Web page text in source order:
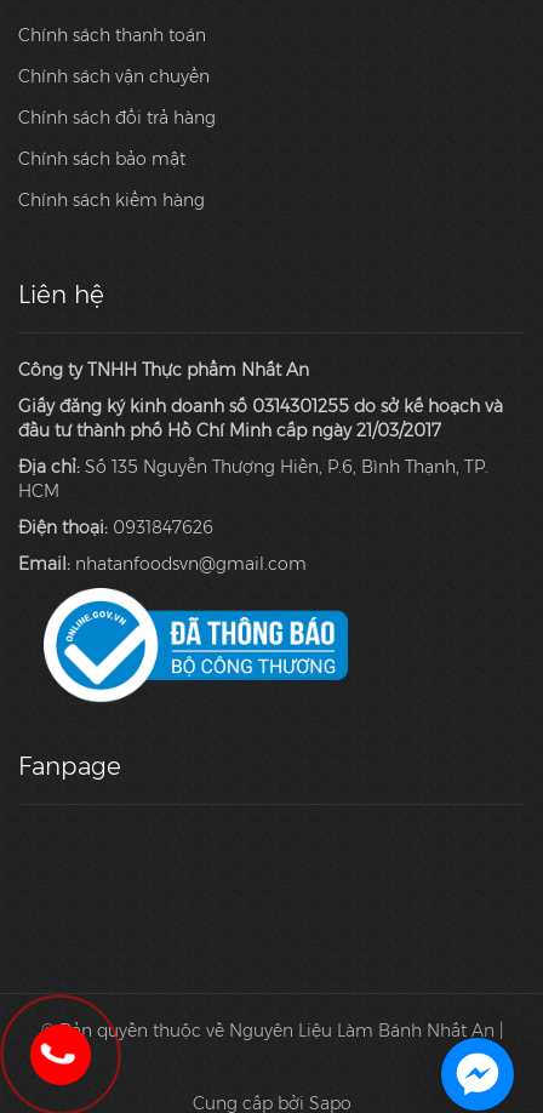
Chính sách thanh toán
Chính sách vận chuyển
Chính sách đổi trả hàng
Chính sách bảo mật
Chính sách kiểm hàng
Liên hệ
Công ty TNHH Thực phẩm Nhất An
Giấy đăng ký kinh doanh số 0314301255 do sở kế hoạch và
đầu tư thành phố Hồ Chí Minh cấp ngày 21/03/2017
Địa chỉ: Số 135 Nguyễn Thượng Hiền, P.6, Bình Thạnh, TP.
HCM
Điện thoại: 0931847626
Email: nhatanfoodsvn@gmail.com
Fanpage
© Bản quyền thuộc về Nguyên Liệu Làm Bánh Nhất An |
Cung cấp bởi Sapo